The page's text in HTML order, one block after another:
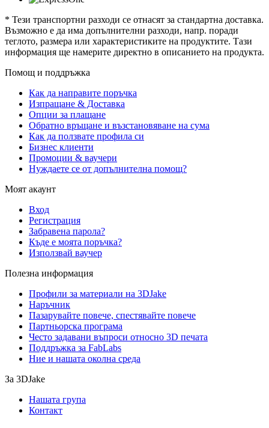
* Тези транспортни разходи се отнасят за стандартна доставка.
Възможно е да има допълнителни разходи, напр. поради
теглото, размера или характеристиките на продуктите. Тази
информация ще намерите директно в описанието на продукта.
Помощ и поддръжка
Как да направите поръчка
Изпращане & Доставка
Опции за плащане
Обратно връщане и възстановяване на сума
Как да ползвате профила си
Бизнес клиенти
Промоции & ваучери
Нуждаете се от допълнителна помощ?
Моят акаунт
Вход
Регистрация
Забравена парола?
Къде е моята поръчка?
Използвай ваучер
Полезна информация
Профили за материали на 3DJake
Наръчник
Пазарувайте повече, спестявайте повече
Партньорска програма
Често задавани въпроси относно 3D печата
Поддръжка за FabLabs
Ние и нашата околна среда
За 3DJake
Нашата група
Контакт